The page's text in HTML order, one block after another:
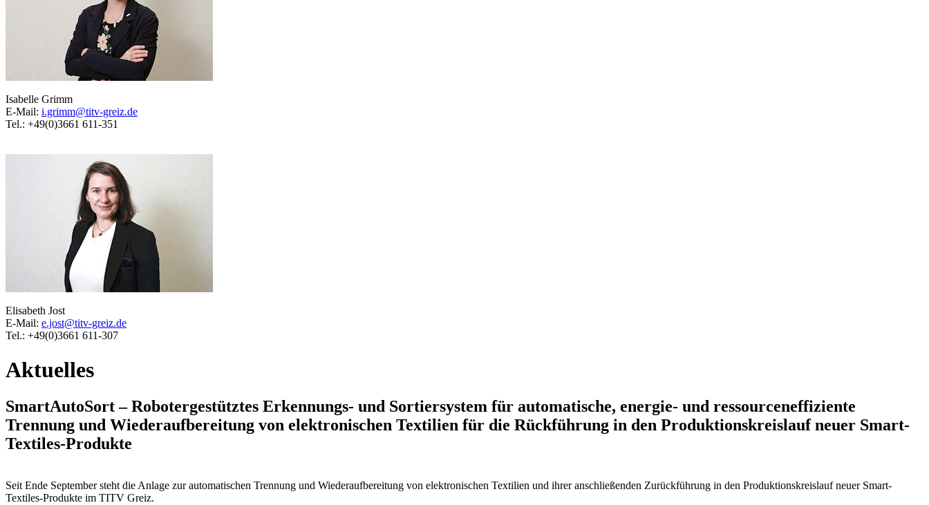
Isabelle Grimm
E-Mail: i.grimm@titv-greiz.de
Tel.: +49(0)3661 611-351
Elisabeth Jost
E-Mail: e.jost@titv-greiz.de
Tel.: +49(0)3661 611-307
Aktuelles
SmartAutoSort – Robotergestütztes Erkennungs- und Sortiersystem für automatische, energie- und ressourceneffiziente
Trennung und Wiederaufbereitung von elektronischen Textilien für die Rückführung in den Produktionskreislauf neuer Smart-
Textiles-Produkte
Seit Ende September steht die Anlage zur automatischen Trennung und Wiederaufbereitung von elektronischen Textilien und ihrer anschließenden Zurückführung in den Produktionskreislauf neuer Smart-
Textiles-Produkte im TITV Greiz.